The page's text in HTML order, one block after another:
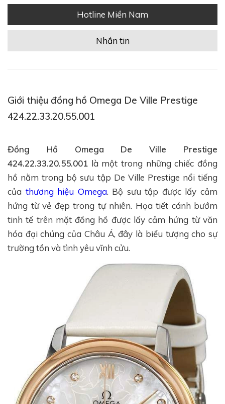
Hotline Miền Nam
Nhắn tin
Giới thiệu đồng hồ Omega De Ville Prestige
424.22.33.20.55.001
Đồng Hồ Omega De Ville Prestige
424.22.33.20.55.001 là một trong những chiếc đồng
hồ nằm trong bộ sưu tập De Ville Prestige nổi tiếng
của thương hiệu Omega. Bộ sưu tập được lấy cảm
hứng từ vẻ đẹp trong tự nhiên. Họa tiết cánh bướm
tinh tế trên mặt đồng hồ được lấy cảm hứng từ văn
hóa đại chúng của Châu Á, đây là biểu tượng cho sự
trường tồn và tình yêu vĩnh cửu.